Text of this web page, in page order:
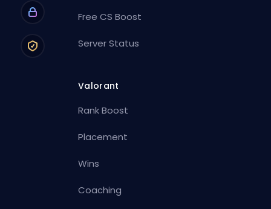
Free CS Boost
Server Status
Valorant
Rank Boost
Placement
Wins
Coaching